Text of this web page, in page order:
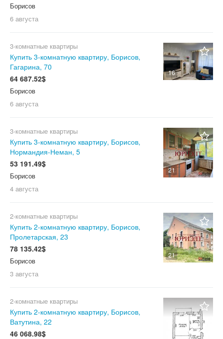
Борисов
6 августа
16
3-комнатные квартиры
Купить 3-комнатную квартиру, Борисов,
Гагарина, 70
64 687.52$
Борисов
6 августа
21
3-комнатные квартиры
Купить 3-комнатную квартиру, Борисов,
Нормандия-Неман, 5
53 191.49$
Борисов
4 августа
21
2-комнатные квартиры
Купить 2-комнатную квартиру, Борисов,
Пролетарская, 23
78 135.42$
Борисов
3 августа
2-комнатные квартиры
Купить 2-комнатную квартиру, Борисов,
Ватутина, 22
46 068.98$